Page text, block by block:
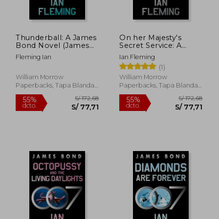
55% S/ 154,72 55%
Thunderball: A James
Bond Novel (James
Bond, 9) (en Inglés)
Fleming Ian
William Morrow
Paperbacks, Tapa Blanda,
Nuevo
On her Majesty's
Secret Service: A
James Bond Novel
(en Inglés)
Ian Fleming
(1)
William Morrow
Paperbacks, Tapa Blanda,
Nuevo